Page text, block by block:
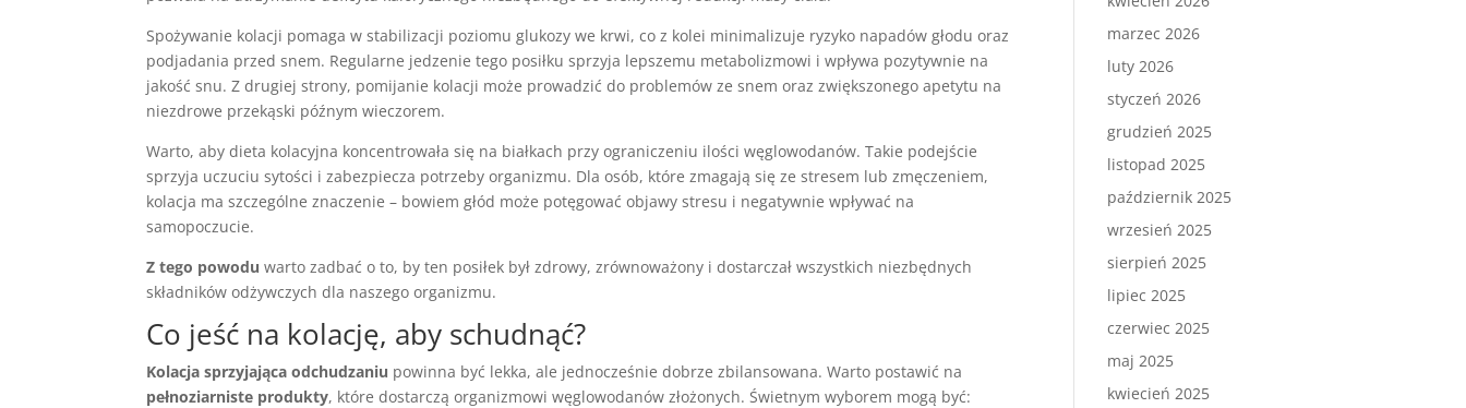
Spożywanie kolacji pomaga w stabilizacji poziomu glukozy we krwi, co z kolei minimalizuje ryzyko napadów głodu oraz
podjadania przed snem. Regularne jedzenie tego posiłku sprzyja lepszemu metabolizmowi i wpływa pozytywnie na
jakość snu. Z drugiej strony, pomijanie kolacji może prowadzić do problemów ze snem oraz zwiększonego apetytu na
niezdrowe przekąski późnym wieczorem.
Warto, aby dieta kolacyjna koncentrowała się na białkach przy ograniczeniu ilości węglowodanów. Takie podejście
sprzyja uczuciu sytości i zabezpiecza potrzeby organizmu. Dla osób, które zmagają się ze stresem lub zmęczeniem,
kolacja ma szczególne znaczenie – bowiem głód może potęgować objawy stresu i negatywnie wpływać na
samopoczucie.
Z tego powodu warto zadbać o to, by ten posiłek był zdrowy, zrównoważony i dostarczał wszystkich niezbędnych
składników odżywczych dla naszego organizmu.
Co jeść na kolację, aby schudnąć?
Kolacja sprzyjająca odchudzaniu powinna być lekka, ale jednocześnie dobrze zbilansowana. Warto postawić na
pełnoziarniste produkty, które dostarczą organizmowi węglowodanów złożonych. Świetnym wyborem mogą być:
marzec 2026
luty 2026
styczeń 2026
grudzień 2025
listopad 2025
październik 2025
wrzesień 2025
sierpień 2025
lipiec 2025
czerwiec 2025
maj 2025
kwiecień 2025